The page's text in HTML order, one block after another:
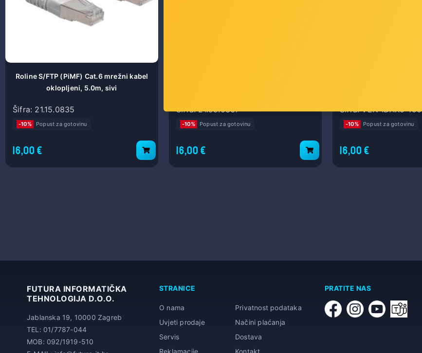
Roline S/FTP (PiMF) Cat.6 mrežni kabel
oklopljeni, 5.0m, sivi
Šifra: 21.15.0835
-10% Popust za gotovinu
16,00 €
Šifra: 21.99.0867
-10% Popust za gotovinu
16,00 €
Šifra: VEN-IDAR0-100
-10% Popust za gotovinu
16,00 €
FUTURA INFORMATIČKA
TEHNOLOGIJA D.O.O.
Jablanska 19, 10000 Zagreb
TEL: 01/7787-044
MOB: 092/1919-510
STRANICE
O nama
Privatnost podataka
Uvjeti prodaje
Načini plaćanja
Servis
Dostava
PRATITE NAS